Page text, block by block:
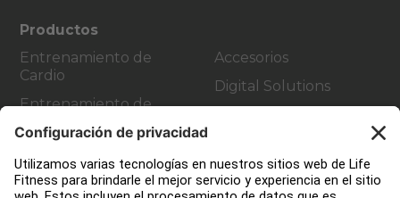
Productos
Entrenamiento de
Cardio
Entrenamiento de
Accesorios
Digital Solutions
Atención al cliente
Diseño de instalaciones de fitness